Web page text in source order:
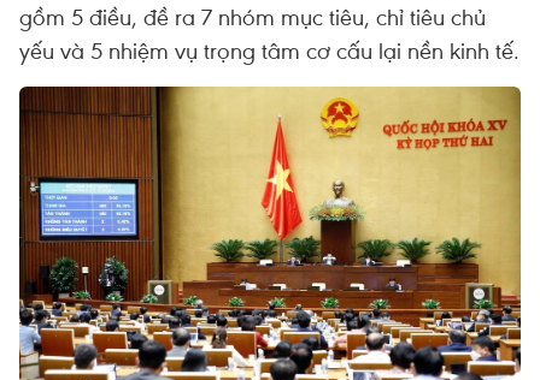
gồm 5 điều, đề ra 7 nhóm mục tiêu, chỉ tiêu chủ
yếu và 5 nhiệm vụ trọng tâm cơ cấu lại nền kinh tế.